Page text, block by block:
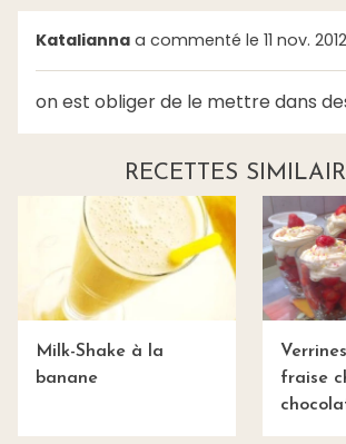
Katalianna a commenté le 11 nov. 2012
on est obliger de le mettre dans
RECETTES
Milk-Shake à la
banane
fraise